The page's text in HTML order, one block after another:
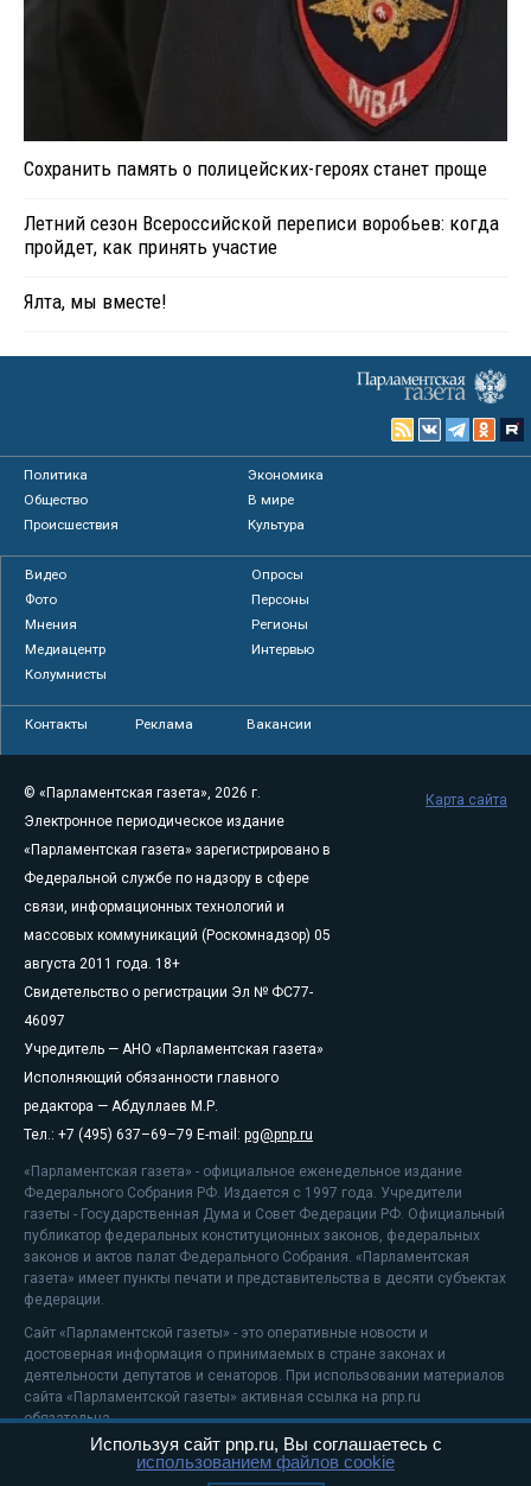
Сохранить память о полицейских-героях станет проще
Летний сезон Всероссийской переписи воробьев: когда
пройдет, как принять участие
Ялта, мы вместе!
Политика
Экономика
Общество
В мире
Происшествия
Культура
Видео
Опросы
Фото
Персоны
Мнения
Регионы
Медиацентр
Интервью
Колумнисты
Контакты Реклама Вакансии
© «Парламентская газета», 2026 г.
Электронное периодическое издание
«Парламентская газета» зарегистрировано в
Федеральной службе по надзору в сфере
связи, информационных технологий и
массовых коммуникаций (Роскомнадзор) 05
августа 2011 года. 18+
Свидетельство о регистрации Эл № ФС77-
46097
Учредитель — АНО «Парламентская газета»
Исполняющий обязанности главного
редактора — Абдуллаев М.Р.
Тел.: +7 (495) 637–69–79 E-mail: pg@pnp.ru
«Парламентская газета» - официальное еженедельное издание
Федерального Собрания РФ. Издается с 1997 года. Учредители
газеты - Государственная Дума и Совет Федерации РФ. Официальный
публикатор федеральных конституционных законов, федеральных
законов и актов палат Федерального Собрания. «Парламентская
газета» имеет пункты печати и представительства в десяти субъектах
федерации.
Сайт «Парламентской газеты» - это оперативные новости и
достоверная информация о принимаемых в стране законах и
деятельности депутатов и сенаторов. При использовании материалов
сайта «Парламентской газеты» активная ссылка на pnp.ru
обязательна.
На информационном ресурсе применяютсярекомендательные
Карта сайта
Используя сайт pnp.ru, Вы соглашаетесь с
использованием файлов cookie